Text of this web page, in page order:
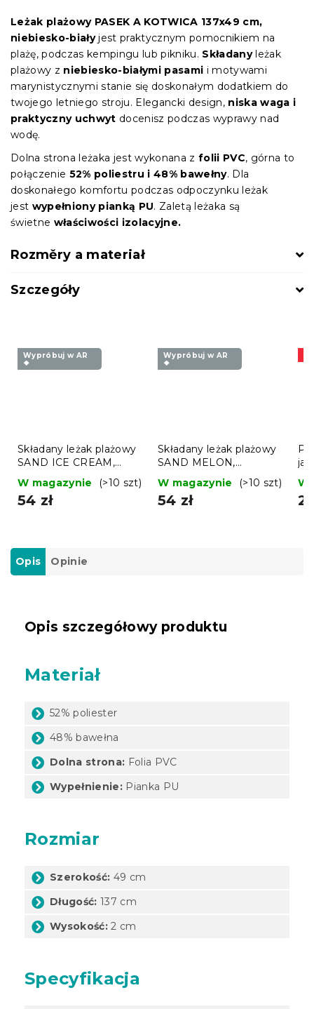
jednostkowa:
Leżak plażowy PASEK A KOTWICA 137x49 cm,
niebiesko-białyjest praktycznym pomocnikiem na
plażę, podczas kempingu lub pikniku. Składanyleżak
plażowy z niebiesko-białymi pasami i motywami
marynistycznymi stanie się doskonałym dodatkiem do
twojego letniego stroju. Elegancki design, niska waga i
praktyczny uchwyt docenisz podczas wyprawy nad
wodę.
Dolna strona leżaka jest wykonana z folii PVC, górna to
połączenie 52% poliestru i 48% bawełny. Dla
doskonałego komfortu podczas odpoczynku leżak
jest wypełniony pianką PU. Zaletą leżaka są
świetne właściwości izolacyjne.
Rozměry a materiał
Szczegóły
Wypróbuj w AR
❖
Składany leżak plażowy
SAND ICE CREAM,
W magazynie (>10 szt)
54 zł
Wypróbuj w AR
❖
Składany leżak plażowy
SAND MELON,
W magazynie (>10 szt)
54 zł
W
Opis Opinie
Opis szczegółowy produktu
Materiał
52% poliester
48% bawełna
Dolna strona: Folia PVC
Wypełnienie: Pianka PU
Rozmiar
Szerokość: 49 cm
Długość: 137 cm
Wysokość: 2 cm
Specyfikacja